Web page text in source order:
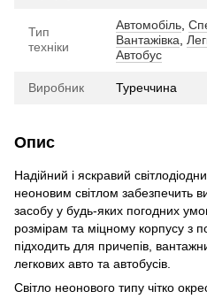
Тип
техніки
Автомобіль
Вантажівка
Автобус
Виробник Туреччина
Опис
Надійний і яскравий
неоновим світлом забезпечить
засобу у будь-яких погодних
розмірам та міцному корпусу з
підходить для причепів,
легкових авто та автобусів.
Світло неонового типу чітко